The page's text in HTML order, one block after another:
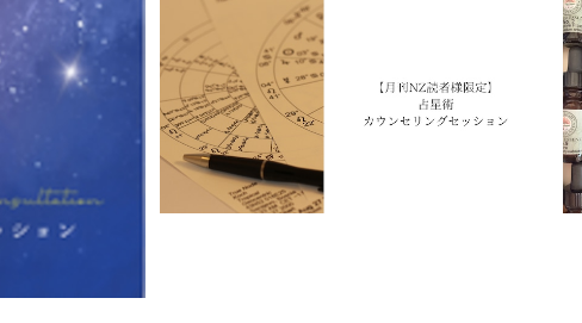
ョン【アドバン
【月刊NZ読者様限定】占星術カウンセリング
セッション
¥18,000